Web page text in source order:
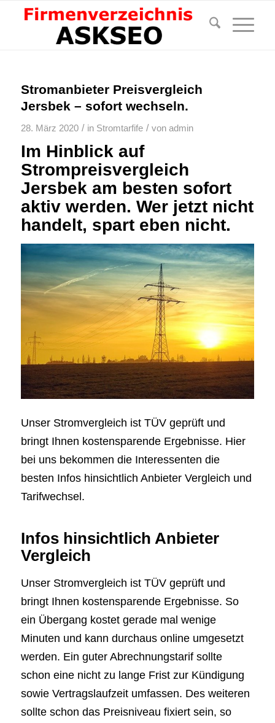
Stromanbieter Preisvergleich
Jersbek – sofort wechseln.
28. März 2020 / in Stromtarfife / von admin
Im Hinblick auf
Strompreisvergleich
Jersbek am besten sofort
aktiv werden. Wer jetzt nicht
handelt, spart eben nicht.
Unser Stromvergleich ist TÜV geprüft und
bringt Ihnen kostensparende Ergebnisse. Hier
bei uns bekommen die Interessenten die
besten Infos hinsichtlich Anbieter Vergleich und
Tarifwechsel.
Infos hinsichtlich Anbieter
Vergleich
Unser Stromvergleich ist TÜV geprüft und
bringt Ihnen kostensparende Ergebnisse. So
ein Übergang kostet gerade mal wenige
Minuten und kann durchaus online umgesetzt
werden. Ein guter Abrechnungstarif sollte
schon eine nicht zu lange Frist zur Kündigung
sowie Vertragslaufzeit umfassen. Des weiteren
sollte schon das Preisniveau fixiert sein, so